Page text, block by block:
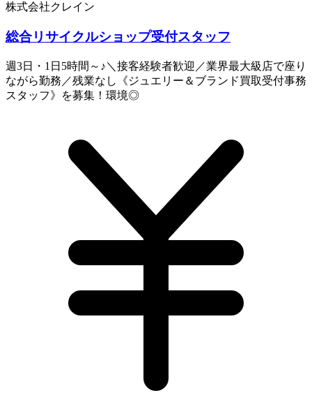
株式会社クレイン
総合リサイクルショップ受付スタッフ
週3日・1日5時間～♪＼接客経験者歓迎／業界最大級店で座り
ながら勤務／残業なし《ジュエリー＆ブランド買取受付事務
スタッフ》を募集！環境◎